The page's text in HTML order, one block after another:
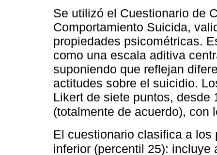
Se utilizó el Cuestionario de
Comportamiento Suicida,
propiedades psicométricas.
como una escala aditiva
suponiendo que reflejan
actitudes sobre el suicidio.
Likert de siete puntos, desde
(totalmente de acuerdo), con
El cuestionario clasifica a
inferior (percentil 25):